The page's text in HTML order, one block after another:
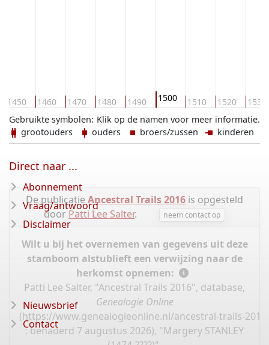
1450 1460 1470 1480 1490 1500 1510 1520 1530
Klik op de namen voor meer informatie.
Gebruikte symbolen:
grootouders
ouders broers/zussen kinderen
De publicatie Ancestral Trails 2016 is opgesteld
door Patti Lee Salter. neem contact op
Wilt u bij het overnemen van gegevens uit deze
stamboom alstublieft een verwijzing naar de
herkomst opnemen:
Patti Lee Salter, "Ancestral Trails 2016", database,
Genealogie Online
(https://www.genealogieonline.nl/ancestral-trails-
: benaderd 7 augustus 2026), "Margery STANLEY
Direct naar ...
Abonnement
Vraag/antwoord
Disclaimer
Nieuwsbrief
Contact